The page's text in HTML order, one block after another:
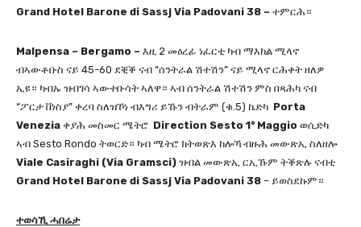
Grand Hotel Barone di Sassj Via Padovani 38 – ተምርሕ።
Malpensa – Bergamo – እዚ 2 መዕረፊ ነፈርቲ ካብ ማእከል ሚላኖ
ብኣውቶቡስ ናይ 45-60 ደቒቕ ናብ “ሰንትራል ሽተሽን” ናይ ሚላኖ ርሕቀት ዘለዎ
ኢዩ። ካብኡ ዝብገሳ ኣውተቡሳት ኣለዋ። ኣብ ሰንትራል ሽተሽን ምስ በጻሕካ ናብ
“ፖርታ ቨነስያ” ቀረባ ስለዝኾነ ብእግሪ ይኹን ብትራም (ቁ.5) ኬድካ Porta
Venezia ቀያሕ መስመር ሜትሮ Direction Sesto 1° Maggio ወሲድካ
ኣብ Sesto Rondo ትወርድ። ካብ ሜትሮ ክትወጽእ ከሎኻ ብዙሕ መውጽኢ ስለዘሎ
Viale Casiraghi (Via Gramsci) ዝብል መውጽኢ ርኢኹም ትቕጽሉ ናብቲ
Grand Hotel Barone di Sassj Via Padovani 38 – ይወስደኩም።
ተወሳኺ ሓበሬታ